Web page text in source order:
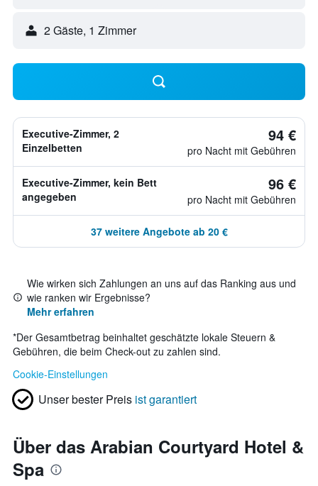
2 Gäste, 1 Zimmer
Executive-Zimmer, 2
Einzelbetten
94 €
pro Nacht mit Gebühren
Executive-Zimmer, kein Bett
angegeben
96 €
pro Nacht mit Gebühren
37 weitere Angebote ab 20 €
Wie wirken sich Zahlungen an uns auf das Ranking aus und
wie ranken wir Ergebnisse?
Mehr erfahren
*Der Gesamtbetrag beinhaltet geschätzte lokale Steuern &
Gebühren, die beim Check-out zu zahlen sind.
Cookie-Einstellungen
Unser bester Preis ist garantiert
Über das Arabian Courtyard Hotel &
Spa